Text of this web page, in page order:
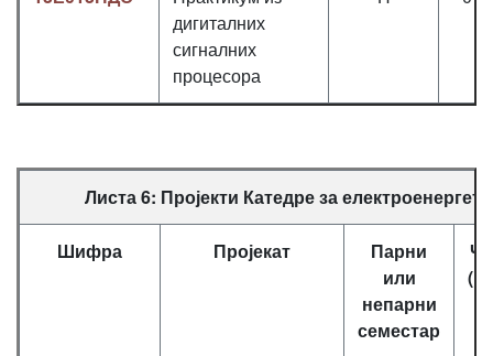
дигиталних
сигналних
процесора
Листа 6: Пројекти Катедре за
Шифра Пројекат
Парни
или
непарни
семестар